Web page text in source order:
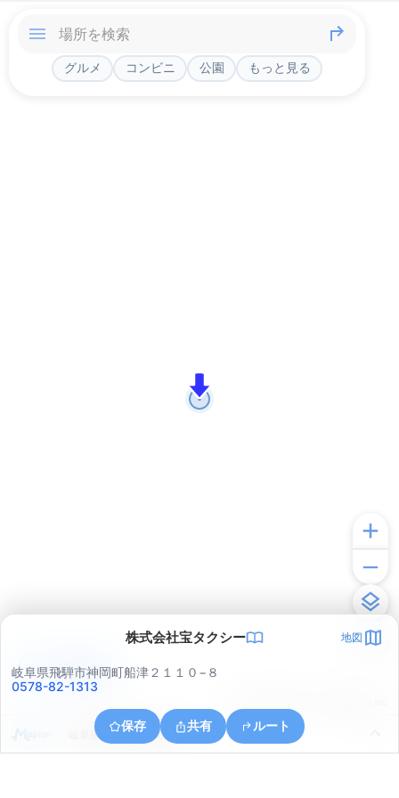
グルメ コンビニ 公園 もっと見る
株式会社宝タクシー 地図
岐阜県飛騨市神岡町船津２１１０−８
0578-82-1313
保存 共有 ルート
岐阜県飛騨市神岡町寺林
アプリで見る